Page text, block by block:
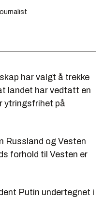
har valgt å trekke
landet har vedtatt en
ytringsfrihet på
Russland og Vesten
forhold til Vesten er
Putin undertegnet i